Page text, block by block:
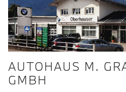
AUTOHAUS M.
GMBH